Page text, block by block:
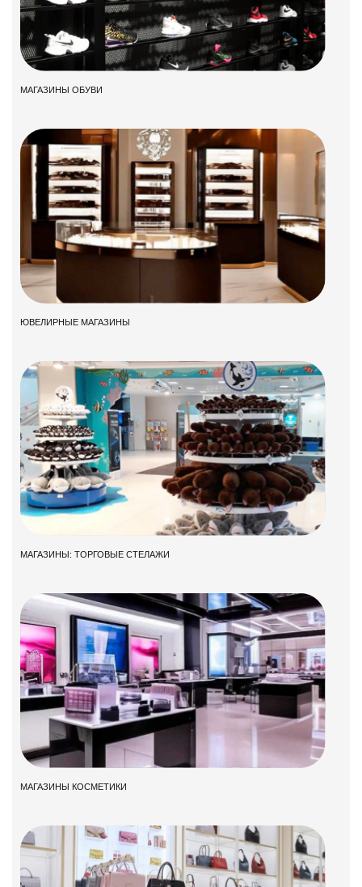
МАГАЗИНЫ ОБУВИ
ЮВЕЛИРНЫЕ МАГАЗИНЫ
МАГАЗИНЫ: ТОРГОВЫЕ СТЕЛАЖИ
МАГАЗИНЫ КОСМЕТИКИ